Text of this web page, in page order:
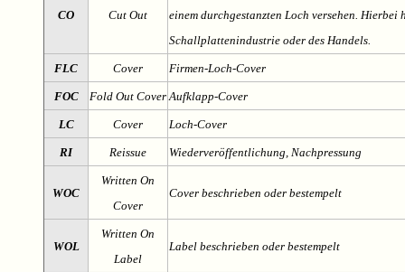
CO Cut Out
einem durchgestanzten Loch versehen. Hierbei
Schallplattenindustrie oder des Handels.
FLC Cover Firmen-Loch-Cover
FOC Fold Out Cover Aufklapp-Cover
LC Cover Loch-Cover
RI Reissue Wiederveröffentlichung, Nachpressung
WOC
Written On
Cover
Cover beschrieben oder bestempelt
WOL
Written On
Label
Label beschrieben oder bestempelt